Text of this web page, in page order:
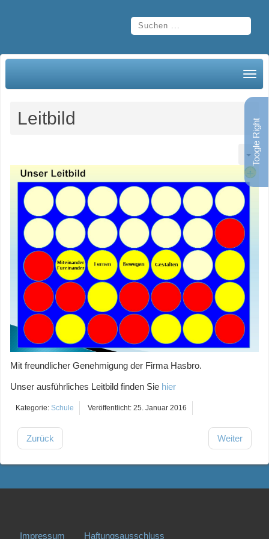
Leitbild
Mit freundlicher Genehmigung der Firma Hasbro.
Unser ausführliches Leitbild finden Sie hier
Kategorie: Schule Veröffentlicht: 25. Januar 2016
Zurück Weiter
Toogle Right
Impressum Haftungsausschluss